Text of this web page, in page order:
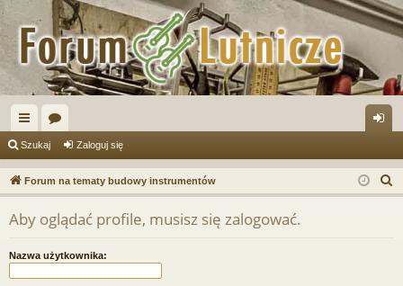
ię
ce
j
…
or
a og
uj
Szukaj Zaloguj się
Forum na tematy budowy instrumentów
z
Aby oglądać profile, musisz się zalogować.
Nazwa użytkownika: